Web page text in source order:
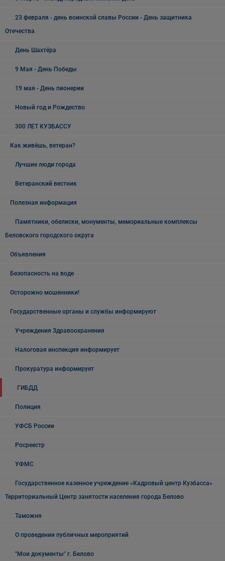
23 февраля - день воинской славы России - День защитника
Отечества
День Шахтёра
9 Мая - День Победы
19 мая - День пионерии
Новый год и Рождество
300 ЛЕТ КУЗБАССУ
Как живёшь, ветеран?
Лучшие люди города
Ветеранский вестник
Полезная информация
Памятники, обелиски, монументы, мемориальные комплексы
Беловского городского округа
Объявления
Безопасность на воде
Осторожно мошенники!
Государственные органы и службы информируют
Учреждения Здравоохранения
Налоговая инспекция информирует
Прокуратура информирует
ГИБДД
Полиция
УФСБ России
Росреестр
УФМС
Государственное казенное учреждение «Кадровый центр Кузбасса»
Территориальный Центр занятости населения города Белово
Таможня
О проведении публичных мероприятий
"Мои документы" г. Белово